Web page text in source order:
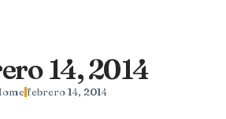
14, 2014
febrero 14, 2014